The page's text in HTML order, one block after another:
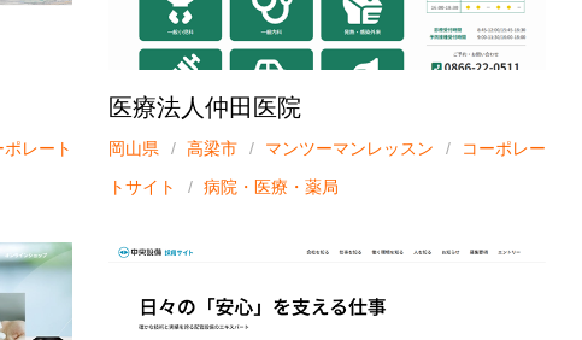
ポレート
医療法人仲田医院
岡山県 高梁市 マンツーマンレッスン
コーポレー
トサイト
病院・医療・薬局